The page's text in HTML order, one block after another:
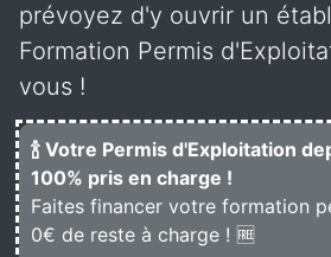
prévoyez d'y ouvrir un
Formation Permis
vous !
🍾 Votre Permis d'Exploitation
100% pris en charge !
Faites financer votre formation
0€ de reste à charge ! 🆓